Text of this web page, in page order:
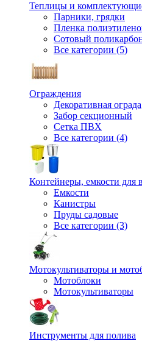
Теплицы и
Парники, грядки
Пленка
Сотовый
Все категории (5)
Ограждения
Декоративная ограда
Забор секционный
Сетка ПВХ
Все категории (4)
Контейнеры, емкости для
Емкости
Канистры
Пруды садовые
Все категории (3)
Мотокультиваторы и
Мотоблоки
Мотокультиваторы
Инструменты для полива